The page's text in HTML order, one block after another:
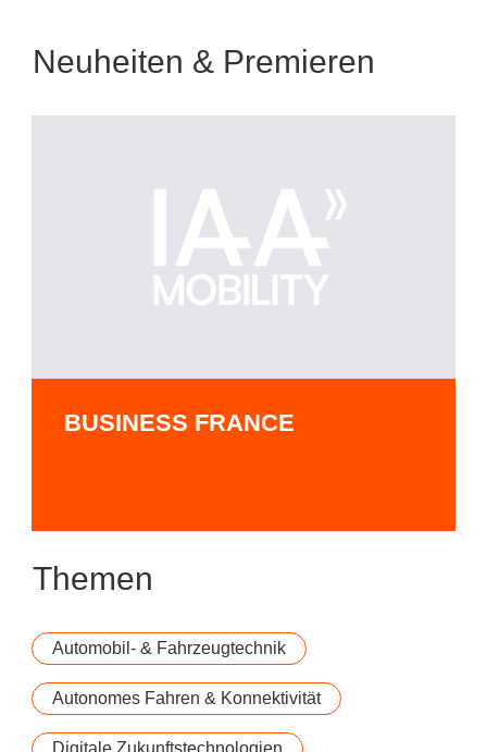
Neuheiten & Premieren
BUSINESS FRANCE
Themen
Automobil- & Fahrzeugtechnik
Autonomes Fahren & Konnektivität
Digitale Zukunftstechnologien